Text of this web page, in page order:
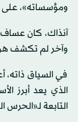
ومؤسساته»، على
وآخر ‏لم تكشف
في السياق ذاته،
الذي يعد أبرز
التابعة لـ«الحرس